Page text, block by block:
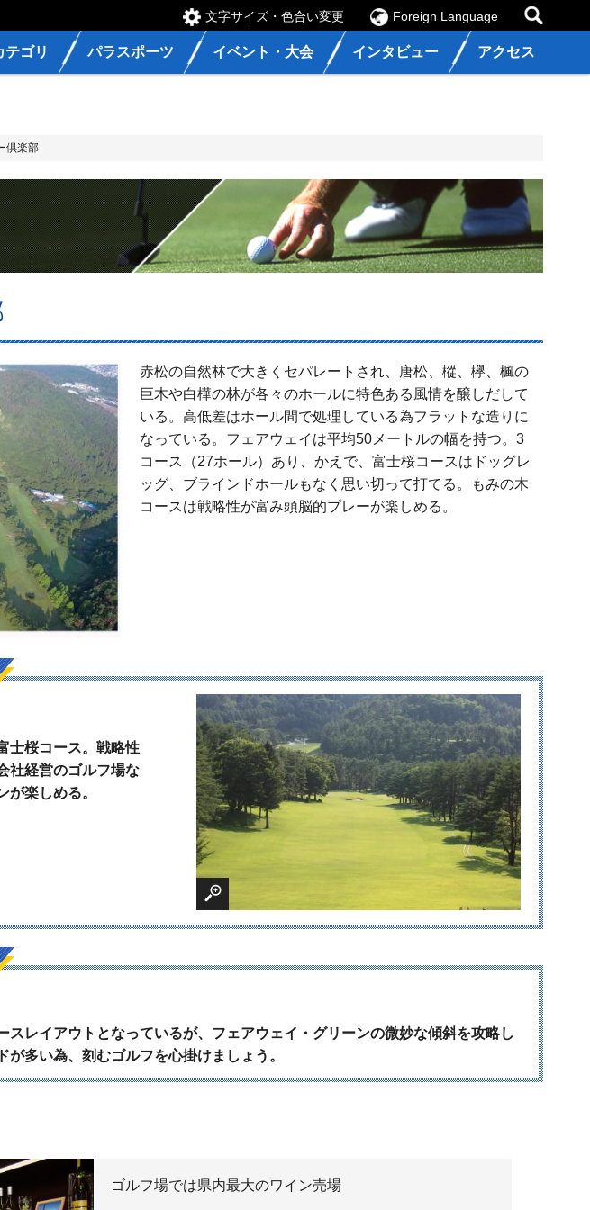
文字サイズ・色合い変更 Foreign Language
テゴリ パラスポーツ イベント・大会 インタビュー アクセス
倶楽部
赤松の自然林で大きくセパレートされ、唐松、樅、欅、楓の
巨木や白樺の林が各々のホールに特色ある風情を醸しだして
いる。高低差はホール間で処理している為フラットな造りに
なっている。フェアウェイは平均50メートルの幅を持つ。3
コース（27ホール）あり、かえで、富士桜コースはドッグレ
ッグ、ブラインドホールもなく思い切って打てる。もみの木
コースは戦略性が富み頭脳的プレーが楽しめる。
士桜コース。戦略性
社経営のゴルフ場な
が楽しめる。
スレイアウトとなっているが、フェアウェイ・グリーンの微妙な傾斜を攻略し
多い為、刻むゴルフを心掛けましょう。
ゴルフ場では県内最大のワイン売場